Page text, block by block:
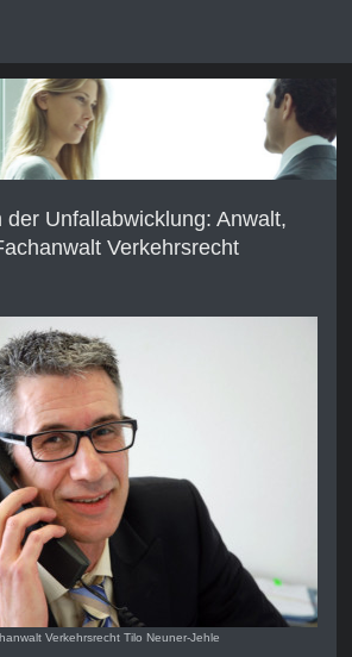
der Unfallabwicklung: Anwalt,
Verkehrsrecht
Verkehrsrecht Tilo Neuner-Jehle